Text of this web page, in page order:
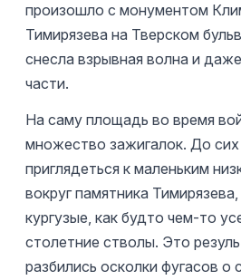
произошло с монументом
Тимирязева на Тверском
снесла взрывная волна и
части.
На саму площадь во время
множество зажигалок. До сих
приглядеться к маленьким
вокруг памятника
кургузые, как будто чем-то
столетние стволы. Это
разбились осколки фугасов о